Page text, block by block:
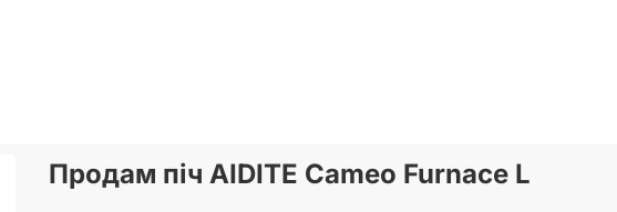
Продам піч AIDITE Cameo Furnace L